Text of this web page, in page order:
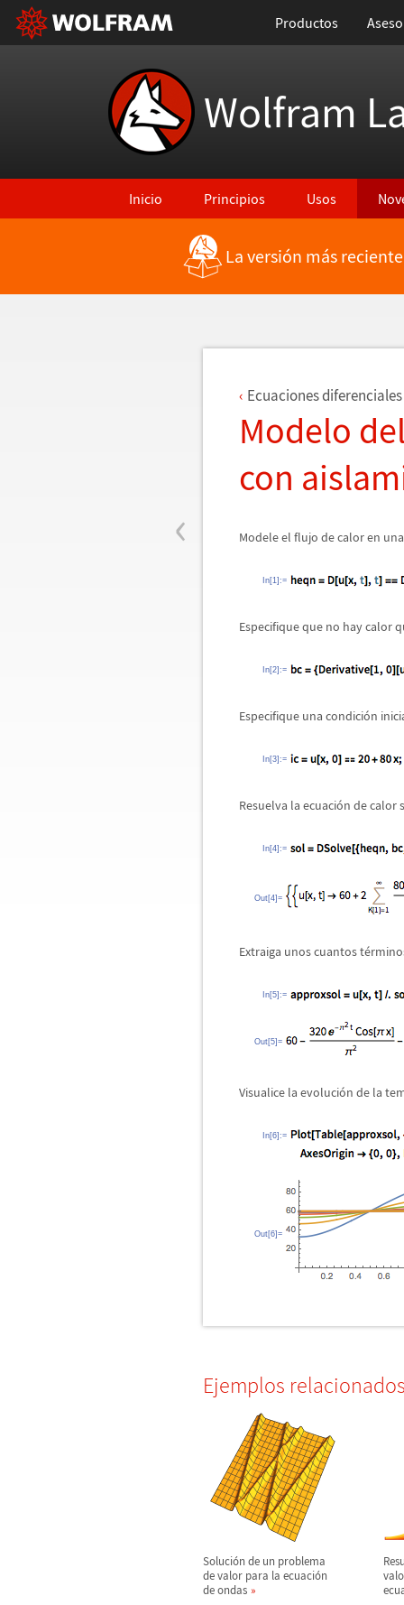
Productos
Wolfram
Inicio Principios Usos
Regresar a Características más recientes
La versión más
‹
Ecuaciones
Modelo
con
Modele el flujo de calor en
In[1]:=
Especifique que no hay calor
In[2]:=
Especifique una condición
In[3]:=
Resuelva la ecuación de calor
In[4]:=
Out[4]=
Extraiga unos cuantos té
In[5]:=
Out[5]=
Visualice la evolución de la
In[6]:=
Out[6]=
Ejemplos
Solución de un problema
de valor para la ecuación
de ondas